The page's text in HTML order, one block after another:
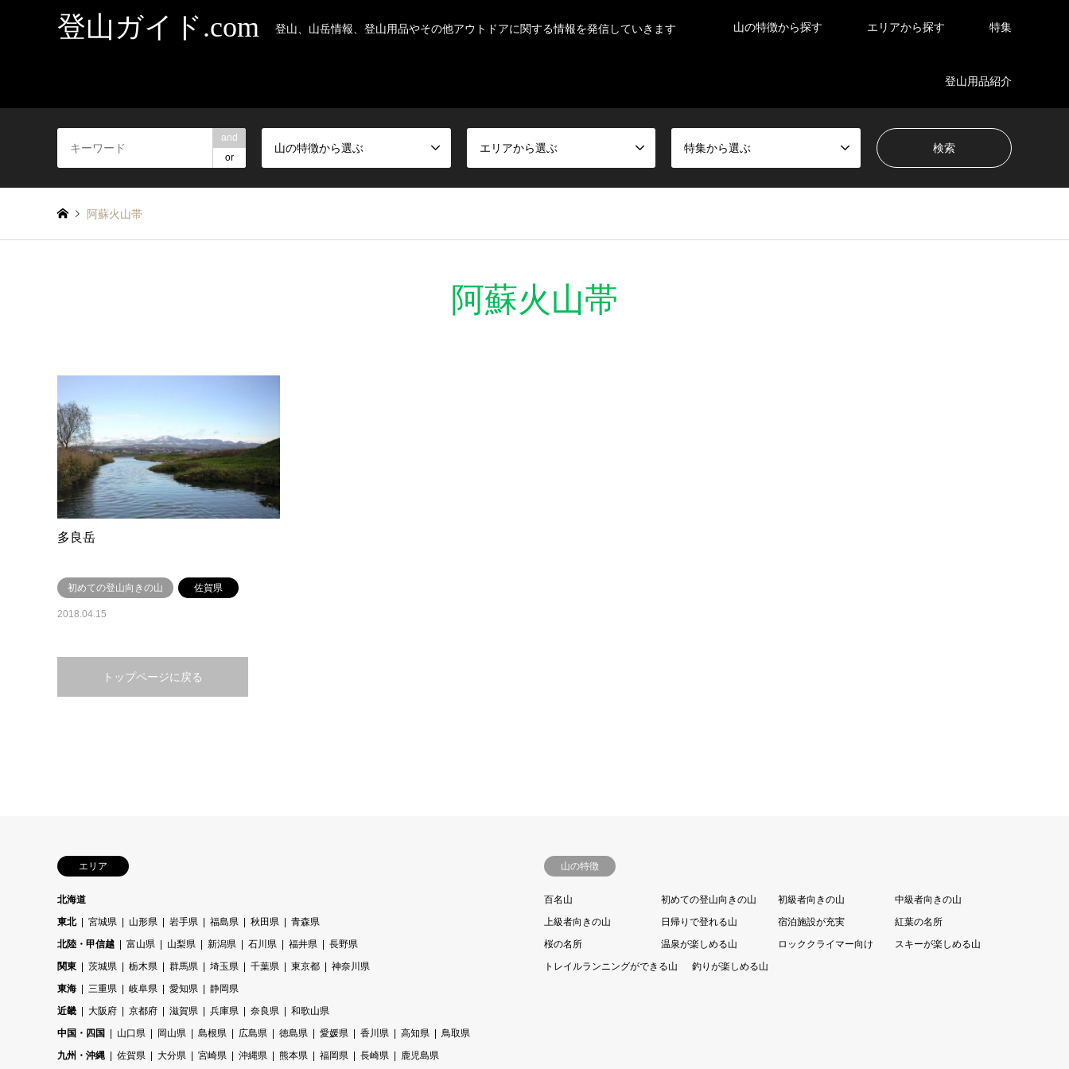
登山ガイド.com 登山、山岳情報、登山用品やその他アウトドアに関する情報を発信していきます 山の特徴から探す エリアから探す 特集
登山用品紹介
and
or
山の特徴から選ぶ エリアから選ぶ 特集から選ぶ
阿蘇火山帯
阿蘇火山帯
多良岳
初めての登山向きの山 佐賀県
2018.04.15
トップページに戻る
エリア
北海道
東北
宮城県 山形県 岩手県 福島県 秋田県
青森県
北陸・甲信越
富山県 山梨県 新潟県 石川県 福井県
長野県
関東
茨城県 栃木県 群馬県 埼玉県 千葉県 東京都
神奈川県
東海
三重県 岐阜県 愛知県
静岡県
近畿
大阪府 京都府 滋賀県 兵庫県 奈良県
和歌山県
中国・四国
山口県 岡山県 島根県 広島県 徳島県 愛媛県 香川県 高知県
鳥取県
九州・沖縄
佐賀県 大分県 宮崎県 沖縄県 熊本県 福岡県 長崎県 鹿児島県
山の特徴
百名山 初めての登山向きの山 初級者向きの山
中級者向きの山
上級者向きの山
日帰りで登れる山 宿泊施設が充実
紅葉の名所
桜の名所
温泉が楽しめる山 ロッククライマー向け
スキーが楽しめる山
トレイルランニングができる山
釣りが楽しめる山